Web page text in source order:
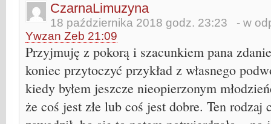
CzarnaLimuzyna
18 października 2018 godz. 23:23 - w
Ywzan Zeb 21:09
Przyjmuję z pokorą i szacunkiem pana
koniec przytoczyć przykład z własnego
kiedy byłem jeszcze nieopierzonym
że coś jest złe lub coś jest dobre. Ten rodzaj